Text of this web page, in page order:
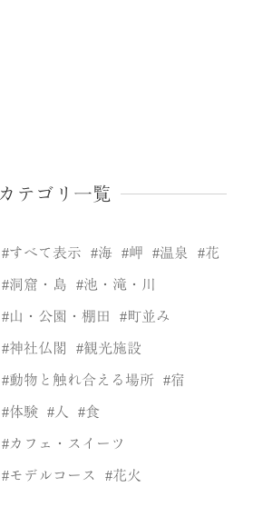
カテゴリ一覧
すべて表示 海 岬 温泉 花
洞窟・島 池・滝・川
山・公園・棚田 町並み
神社仏閣 観光施設
動物と触れ合える場所 宿
体験 人 食
カフェ・スイーツ
モデルコース 花火